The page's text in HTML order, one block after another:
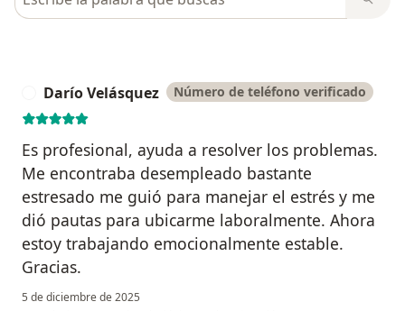
Darío Velásquez Número de teléfono verificado
Es profesional, ayuda a resolver los problemas.
Me encontraba desempleado bastante
estresado me guió para manejar el estrés y me
dió pautas para ubicarme laboralmente. Ahora
estoy trabajando emocionalmente estable.
Gracias.
5 de diciembre de 2025